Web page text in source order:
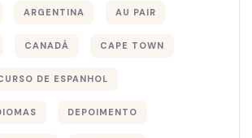
ARGENTINA AU PAIR
CANADÁ CAPE TOWN
DE ESPANHOL
DEPOIMENTO